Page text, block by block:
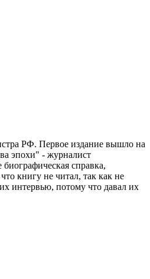
РФ. Первое издание вышло на
эпохи" - журналист
справка,
книгу не читал, так как не
интервью, потому что давал их